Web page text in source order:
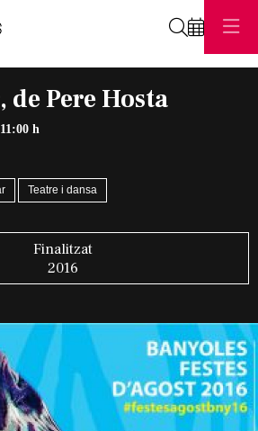
de Pere Hosta
11:00 h
Teatre i dansa
Finalitzat
2016